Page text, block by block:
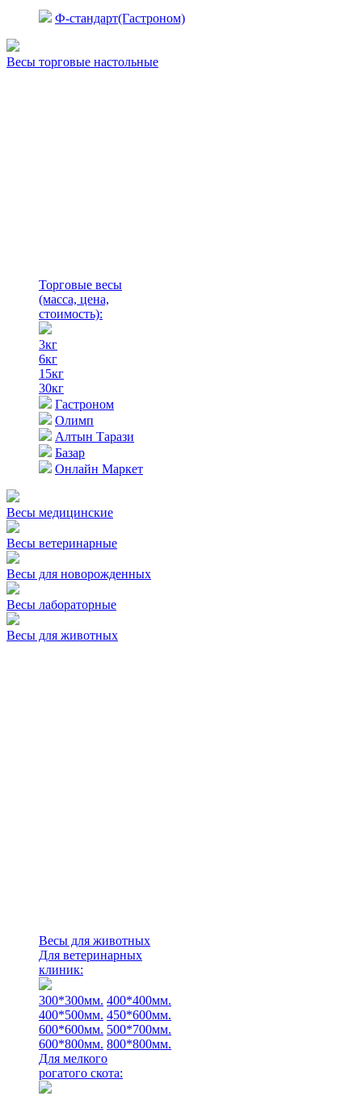
Ф-стандарт(Гастроном)
Весы торговые настольные
Торговые весы
(масса, цена,
стоимость):
3кг
6кг
15кг
30кг
Гастроном
Олимп
Алтын Тарази
Базар
Онлайн Маркет
Весы медицинские
Весы ветеринарные
Весы для новорожденных
Весы лабораторные
Весы для животных
Весы для животных
Для ветеринарных
клиник:
300*300мм. 400*400мм.
400*500мм. 450*600мм.
600*600мм. 500*700мм.
600*800мм. 800*800мм.
Для мелкого
рогатого скота: